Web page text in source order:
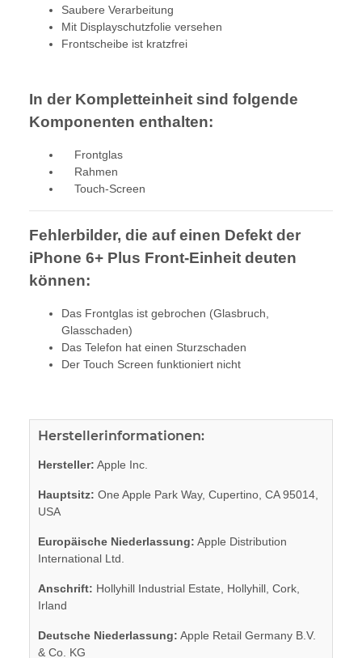
Saubere Verarbeitung
Mit Displayschutzfolie versehen
Frontscheibe ist kratzfrei
In der Kompletteinheit sind folgende
Komponenten enthalten:
Frontglas
Rahmen
Touch-Screen
Fehlerbilder, die auf einen Defekt der
iPhone 6+ Plus Front-Einheit deuten
können:
Das Frontglas ist gebrochen (Glasbruch,
Glasschaden)
Das Telefon hat einen Sturzschaden
Der Touch Screen funktioniert nicht
Herstellerinformationen:
Hersteller: Apple Inc.
Hauptsitz: One Apple Park Way, Cupertino, CA 95014,
USA
Europäische Niederlassung: Apple Distribution
International Ltd.
Anschrift: Hollyhill Industrial Estate, Hollyhill, Cork,
Irland
Deutsche Niederlassung: Apple Retail Germany B.V.
& Co. KG